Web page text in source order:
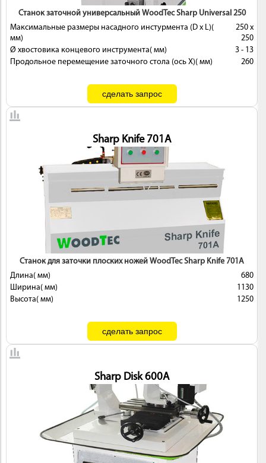
ИНСТРУМЕНТ
Станок заточной универсальный WoodTec Sharp Universal 250
Максимальные размеры насадного инстурмента (D x L)(
мм)
250 х
250
Ø хвостовика концевого инструмента( мм)
3 - 13
Продольное перемещение заточного стола (ось X)( мм)
260
Sharp Knife 701A
Станок для заточки плоских ножей WoodTec Sharp Knife 701A
Длина( мм)
680
Ширина( мм)
1130
Высота( мм)
1250
Sharp Disk 600A